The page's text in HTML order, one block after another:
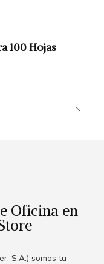
100 Hojas
Oficina en
S.A.) somos tu